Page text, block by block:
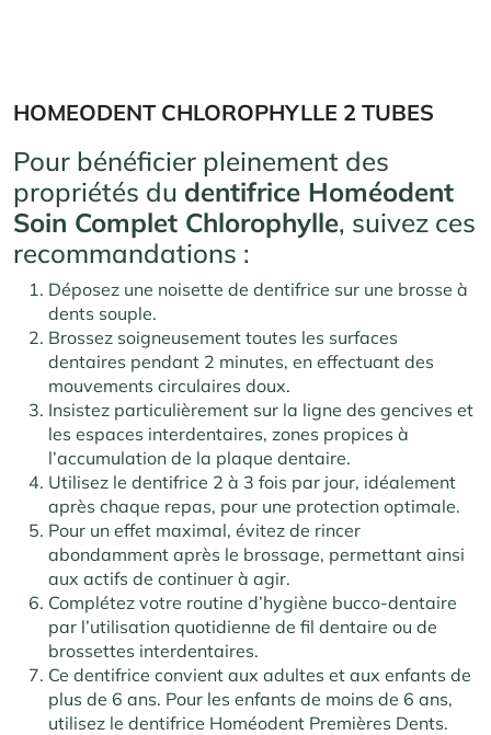
HOMEODENT CHLOROPHYLLE 2 TUBES
Pour bénéficier pleinement des
propriétés du dentifrice Homéodent
Soin Complet Chlorophylle, suivez ces
recommandations :
Déposez une noisette de dentifrice sur une brosse à
dents souple.
Brossez soigneusement toutes les surfaces
dentaires pendant 2 minutes, en effectuant des
mouvements circulaires doux.
Insistez particulièrement sur la ligne des gencives et
les espaces interdentaires, zones propices à
l’accumulation de la plaque dentaire.
Utilisez le dentifrice 2 à 3 fois par jour, idéalement
après chaque repas, pour une protection optimale.
Pour un effet maximal, évitez de rincer
abondamment après le brossage, permettant ainsi
aux actifs de continuer à agir.
Complétez votre routine d’hygiène bucco-dentaire
par l’utilisation quotidienne de fil dentaire ou de
brossettes interdentaires.
Ce dentifrice convient aux adultes et aux enfants de
plus de 6 ans. Pour les enfants de moins de 6 ans,
utilisez le dentifrice Homéodent Premières Dents.